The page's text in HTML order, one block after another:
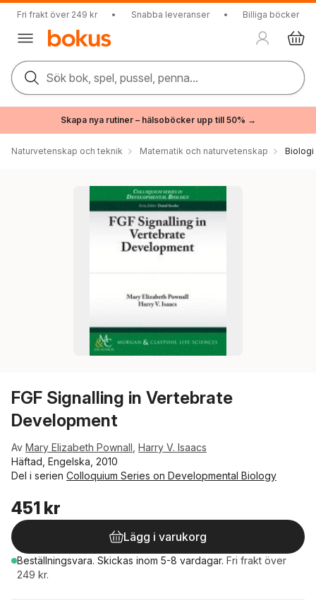
Fri frakt över 249 kr • Snabba leveranser • Billiga böcker
Sök bok, spel, pussel, penna...
Skapa nya rutiner – hälsoböcker upp till 50% →
Naturvetenskap och teknik Matematik och naturvetenskap Biologi
FGF Signalling in Vertebrate
Development
Av Mary Elizabeth Pownall Harry V. Isaacs
Häftad, Engelska, 2010
Del i serien Colloquium Series on Developmental Biology
451 kr
Lägg i varukorg
Beställningsvara. Skickas inom 5-8 vardagar. Fri frakt över
249 kr.